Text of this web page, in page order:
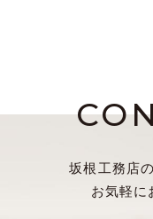
坂根工務店
お気軽に